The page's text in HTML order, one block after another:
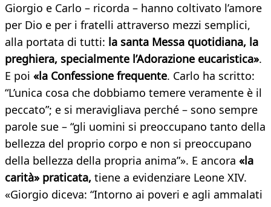
Giorgio e Carlo – ricorda – hanno coltivato l’amore
per Dio e per i fratelli attraverso mezzi semplici,
alla portata di tutti: la santa Messa quotidiana, la
preghiera, specialmente l’Adorazione eucaristica».
E poi «la Confessione frequente. Carlo ha scritto:
“L’unica cosa che dobbiamo temere veramente è il
peccato”; e si meravigliava perché – sono sempre
parole sue – “gli uomini si preoccupano tanto della
bellezza del proprio corpo e non si preoccupano
della bellezza della propria anima”». E ancora «la
carità» praticata, tiene a evidenziare Leone XIV.
«Giorgio diceva: “Intorno ai poveri e agli ammalati